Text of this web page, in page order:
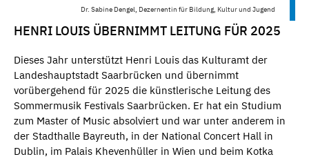
Dr. Sabine Dengel, Dezernentin für Bildung, Kultur und Jugend
HENRI LOUIS ÜBERNIMMT LEITUNG FÜR 2025
Dieses Jahr unterstützt Henri Louis das Kulturamt der
Landeshauptstadt Saarbrücken und übernimmt
vorübergehend für 2025 die künstlerische Leitung des
Sommermusik Festivals Saarbrücken. Er hat ein Studium
zum Master of Music absolviert und war unter anderem in
der Stadthalle Bayreuth, in der National Concert Hall in
Dublin, im Palais Khevenhüller in Wien und beim Kotka